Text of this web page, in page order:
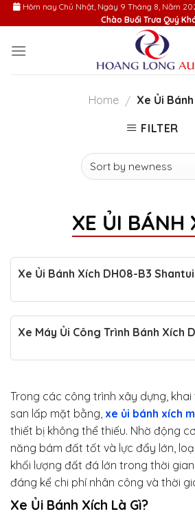
Skip
to
Hôm nay Chủ Nhật, Ngày 9 Tháng 8, Năm
Chào Buổi Trưa Quý
Home / Xe Ủi
FILTER
XE ỦI BÁNH
Xe Ủi Bánh Xích DH08-B3
Xe Máy Ủi Công Trình Bánh Xích
Trong các công trình xây dựng,
san lấp mặt bằng, xe ủi bánh xích
thiết bị không thể thiếu. Nhờ động
năng bám đất tốt và lực đẩy lớn,
khối lượng đất đá lớn trong thời
đáng kể chi phí nhân công và thời
Xe Ủi Bánh Xích Là Gì?